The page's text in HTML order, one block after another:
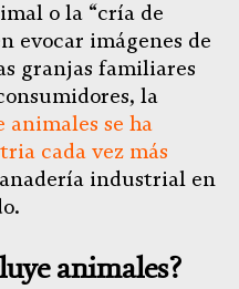
o la “cría de
evocar imágenes de
granjas familiares
la
animales se ha
cada vez más
industrial en
animales?